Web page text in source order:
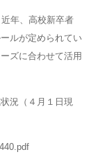
年、高校新卒者
ルが定められてい
ズに合わせて活用
況（４月１日現